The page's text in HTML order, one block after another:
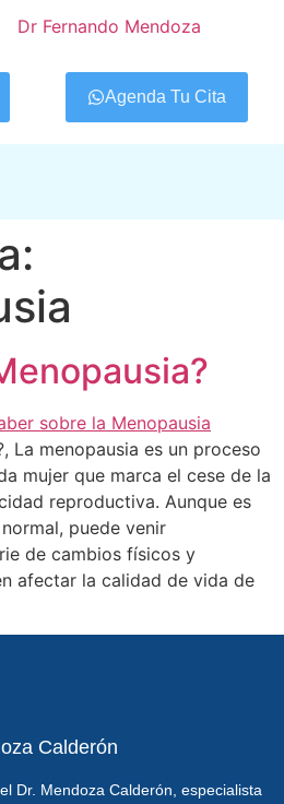
Agenda Tu Cita
La menopausia es un proceso
mujer que marca el cese de la
reproductiva. Aunque es
puede venir
de cambios físicos y
afectar la calidad de vida de
Calderón
Dr. Mendoza Calderón, especialista